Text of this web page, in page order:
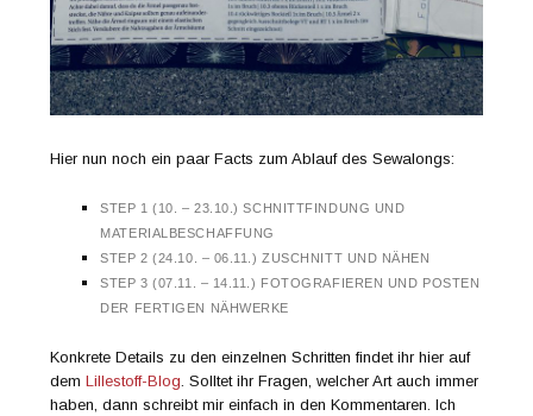
Hier nun noch ein paar Facts zum Ablauf des Sewalongs:
STEP 1 (10. – 23.10.) SCHNITTFINDUNG UND
MATERIALBESCHAFFUNG
STEP 2 (24.10. – 06.11.) ZUSCHNITT UND NÄHEN
STEP 3 (07.11. – 14.11.) FOTOGRAFIEREN UND POSTEN
DER FERTIGEN NÄHWERKE
Konkrete Details zu den einzelnen Schritten findet ihr hier auf
demLillestoff-Blog. Solltet ihr Fragen, welcher Art auch immer
haben, dann schreibt mir einfach in den Kommentaren. Ich